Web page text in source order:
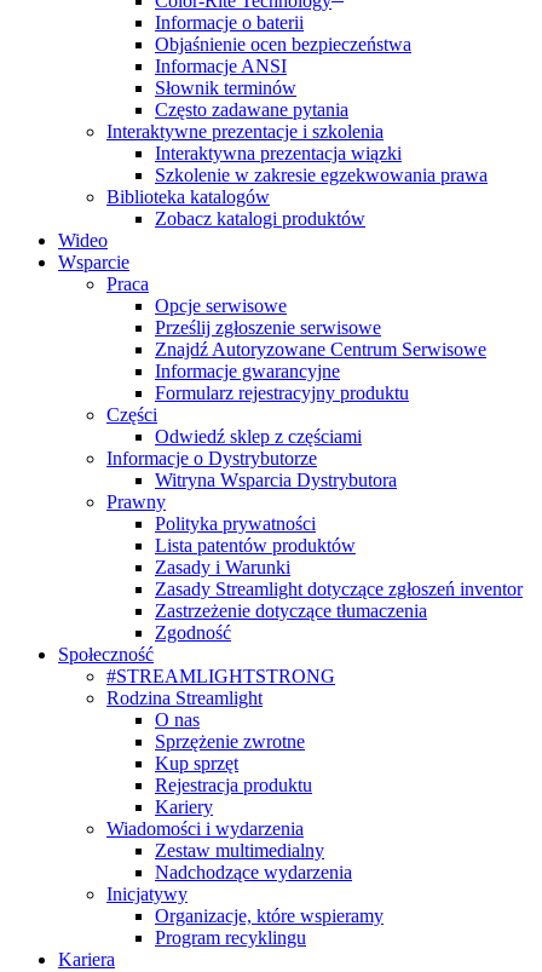
Informacje o baterii
Objaśnienie ocen bezpieczeństwa
Informacje ANSI
Słownik terminów
Często zadawane pytania
Interaktywne prezentacje i szkolenia
Interaktywna prezentacja wiązki
Szkolenie w zakresie egzekwowania prawa
Biblioteka katalogów
Zobacz katalogi produktów
Wideo
Wsparcie
Praca
Opcje serwisowe
Prześlij zgłoszenie serwisowe
Znajdź Autoryzowane Centrum Serwisowe
Informacje gwarancyjne
Formularz rejestracyjny produktu
Części
Odwiedź sklep z częściami
Informacje o Dystrybutorze
Witryna Wsparcia Dystrybutora
Prawny
Polityka prywatności
Lista patentów produktów
Zasady i Warunki
Zasady Streamlight dotyczące zgłoszeń inventor
Zastrzeżenie dotyczące tłumaczenia
Zgodność
Społeczność
#STREAMLIGHTSTRONG
Rodzina Streamlight
O nas
Sprzężenie zwrotne
Kup sprzęt
Rejestracja produktu
Kariery
Wiadomości i wydarzenia
Zestaw multimedialny
Nadchodzące wydarzenia
Inicjatywy
Organizacje, które wspieramy
Program recyklingu
Kariera